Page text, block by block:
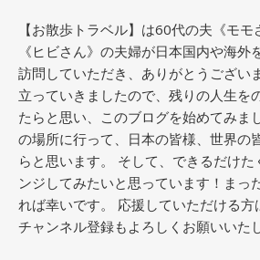
【お散歩トラベル】は60代の夫《モ
《ヒビさん》の夫婦が日本国内や海外
訪問していただき、ありがとうござい
立っていきましたので、残りの人生を
たらと思い、このブログを始めてみま
の場所に行って、日本の皆様、世界の
らと思います。 そして、できるだけた
ンジしてみたいと思っています！まっ
れば幸いです。 応援していただける
チャンネル登録もよろしくお願いいた